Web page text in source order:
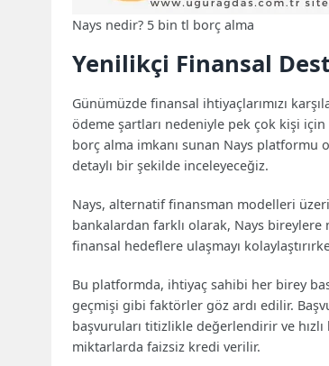
Nays nedir? 5 bin tl borç alma
Yenilikçi Finansal
Günümüzde finansal ihtiyaçlarımızı
ödeme şartları nedeniyle pek çok kişi
borç alma imkanı sunan Nays platformu
detaylı bir şekilde inceleyeceğiz.
Nays, alternatif finansman modelleri
bankalardan farklı olarak, Nays
finansal hedeflere ulaşmayı
Bu platformda, ihtiyaç sahibi her birey
geçmişi gibi faktörler göz ardı edilir.
başvuruları titizlikle değerlendirir ve
miktarlarda faizsiz kredi verilir.